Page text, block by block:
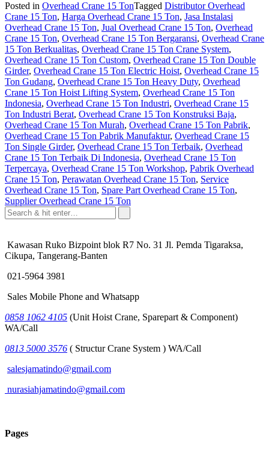
Posted in Overhead Crane 15 TonTagged Distributor Overhead
Crane 15 Ton, Harga Overhead Crane 15 Ton, Jasa Instalasi
Overhead Crane 15 Ton, Jual Overhead Crane 15 Ton, Overhead
Crane 15 Ton, Overhead Crane 15 Ton Bergaransi, Overhead Crane
15 Ton Berkualitas, Overhead Crane 15 Ton Crane System,
Overhead Crane 15 Ton Custom, Overhead Crane 15 Ton Double
Girder, Overhead Crane 15 Ton Electric Hoist, Overhead Crane 15
Ton Gudang, Overhead Crane 15 Ton Heavy Duty, Overhead
Crane 15 Ton Hoist Lifting System, Overhead Crane 15 Ton
Indonesia, Overhead Crane 15 Ton Industri, Overhead Crane 15
Ton Industri Berat, Overhead Crane 15 Ton Konstruksi Baja,
Overhead Crane 15 Ton Murah, Overhead Crane 15 Ton Pabrik,
Overhead Crane 15 Ton Pabrik Manufaktur, Overhead Crane 15
Ton Single Girder, Overhead Crane 15 Ton Terbaik, Overhead
Crane 15 Ton Terbaik Di Indonesia, Overhead Crane 15 Ton
Terpercaya, Overhead Crane 15 Ton Workshop, Pabrik Overhead
Crane 15 Ton, Perawatan Overhead Crane 15 Ton, Service
Overhead Crane 15 Ton, Spare Part Overhead Crane 15 Ton,
Supplier Overhead Crane 15 Ton
Kawasan Ruko Bizpoint blok R7 No. 31 Jl. Pemda Tigaraksa,
Cikupa, Tangerang-Banten
021-5964 3981
Sales Mobile Phone and Whatsapp
0858 1062 4105 (Unit Hoist Crane, Sparepart & Component)
WA/Call
0813 5000 3576 ( Structur Crane System ) WA/Call
salesjamatindo@gmail.com
nurasiahjamatindo@gmail.com
Pages